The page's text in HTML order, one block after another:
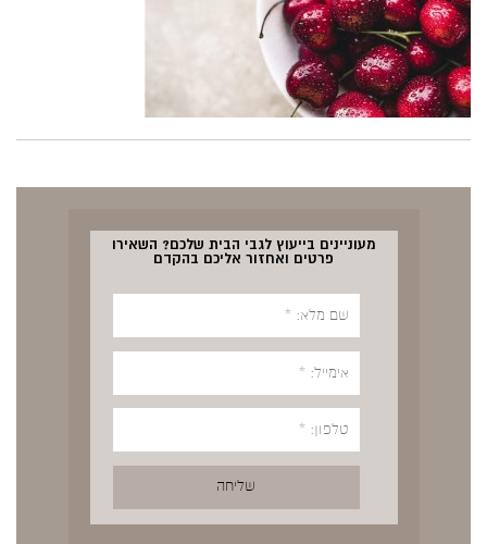
מעוניינים בייעוץ לגבי הבית שלכם? השאירו
פרטים ואחזור אליכם בהקדם